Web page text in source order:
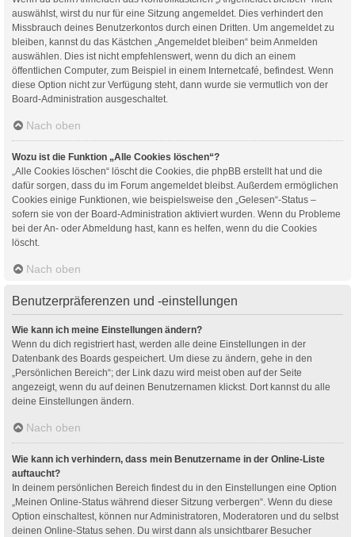
auswählst, wirst du nur für eine Sitzung angemeldet. Dies verhindert den
Missbrauch deines Benutzerkontos durch einen Dritten. Um angemeldet zu
bleiben, kannst du das Kästchen „Angemeldet bleiben“ beim Anmelden
auswählen. Dies ist nicht empfehlenswert, wenn du dich an einem
öffentlichen Computer, zum Beispiel in einem Internetcafé, befindest. Wenn
diese Option nicht zur Verfügung steht, dann wurde sie vermutlich von der
Board-Administration ausgeschaltet.
Nach oben
Wozu ist die Funktion „Alle Cookies löschen“?
„Alle Cookies löschen“ löscht die Cookies, die phpBB erstellt hat und die
dafür sorgen, dass du im Forum angemeldet bleibst. Außerdem ermöglichen
Cookies einige Funktionen, wie beispielsweise den „Gelesen“-Status –
sofern sie von der Board-Administration aktiviert wurden. Wenn du Probleme
bei der An- oder Abmeldung hast, kann es helfen, wenn du die Cookies
löscht.
Nach oben
Benutzerpräferenzen und -einstellungen
Wie kann ich meine Einstellungen ändern?
Wenn du dich registriert hast, werden alle deine Einstellungen in der
Datenbank des Boards gespeichert. Um diese zu ändern, gehe in den
„Persönlichen Bereich“; der Link dazu wird meist oben auf der Seite
angezeigt, wenn du auf deinen Benutzernamen klickst. Dort kannst du alle
deine Einstellungen ändern.
Nach oben
Wie kann ich verhindern, dass mein Benutzername in der Online-Liste
auftaucht?
In deinem persönlichen Bereich findest du in den Einstellungen eine Option
„Meinen Online-Status während dieser Sitzung verbergen“. Wenn du diese
Option einschaltest, können nur Administratoren, Moderatoren und du selbst
deinen Online-Status sehen. Du wirst dann als unsichtbarer Besucher